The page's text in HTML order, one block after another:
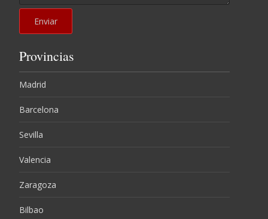
Provincias
Madrid
Barcelona
Sevilla
Valencia
Zaragoza
Bilbao